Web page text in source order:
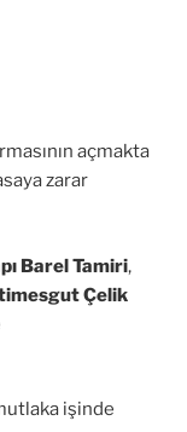
açmakta
zarar
Barel Tamiri,
Çelik
işinde